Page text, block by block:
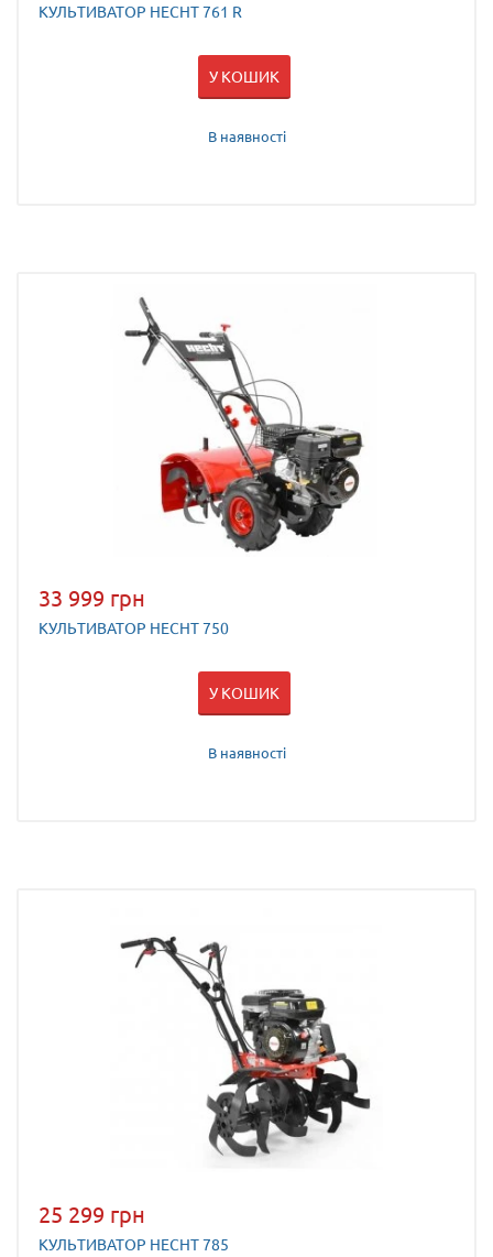
КУЛЬТИВАТОР HECHT 761 R
У КОШИК
В наявності
33 999 грн
КУЛЬТИВАТОР HECHT 750
У КОШИК
В наявності
25 299 грн
КУЛЬТИВАТОР HECHT 785